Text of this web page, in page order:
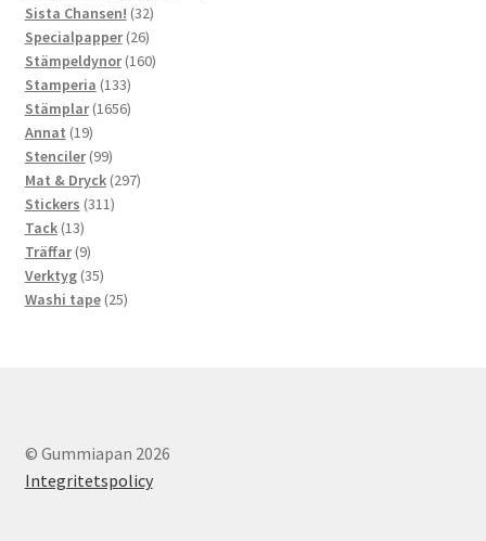
Sista Chansen! 3232
produkter
Specialpapper 2626
produkter
Stämpeldynor 160160
Stamperia 133133
produkter
Stämplar 16561656
Annat 1919
produkter
Stenciler 9999
produkter
Mat & Dryck 297297
Stickers 311311
Tack 1313
produkter
Träffar 99
produkter
Verktyg 3535
produkter
Washi tape 2525
© Gummiapan 2026
Integritetspolicy